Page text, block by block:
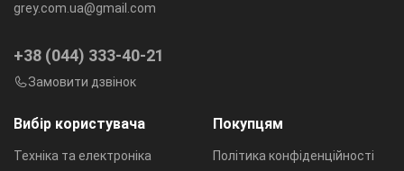
Вибір користувача
Техніка та електроніка
Покупцям
Політика конфіденційності
grey.com.ua@gmail.com
+38 (044) 333-40-21
Замовити дзвінок